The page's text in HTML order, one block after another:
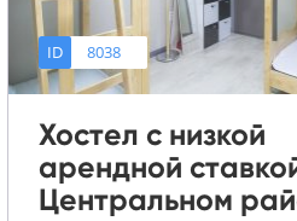
ID 8038
Хостел с низкой
арендной
Центральном